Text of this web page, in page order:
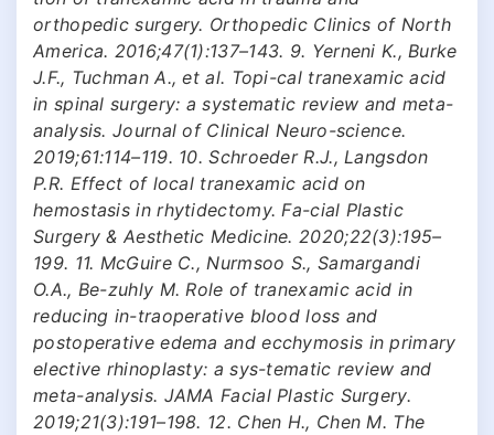
orthopedic surgery. Orthopedic Clinics of North
America. 2016;47(1):137–143. 9. Yerneni K., Burke
J.F., Tuchman A., et al. Topi-cal tranexamic acid
in spinal surgery: a systematic review and meta-
analysis. Journal of Clinical Neuro-science.
2019;61:114–119. 10. Schroeder R.J., Langsdon
P.R. Effect of local tranexamic acid on
hemostasis in rhytidectomy. Fa-cial Plastic
Surgery & Aesthetic Medicine. 2020;22(3):195–
199. 11. McGuire C., Nurmsoo S., Samargandi
O.A., Be-zuhly M. Role of tranexamic acid in
reducing in-traoperative blood loss and
postoperative edema and ecchymosis in primary
elective rhinoplasty: a sys-tematic review and
meta-analysis. JAMA Facial Plastic Surgery.
2019;21(3):191–198. 12. Chen H., Chen M. The